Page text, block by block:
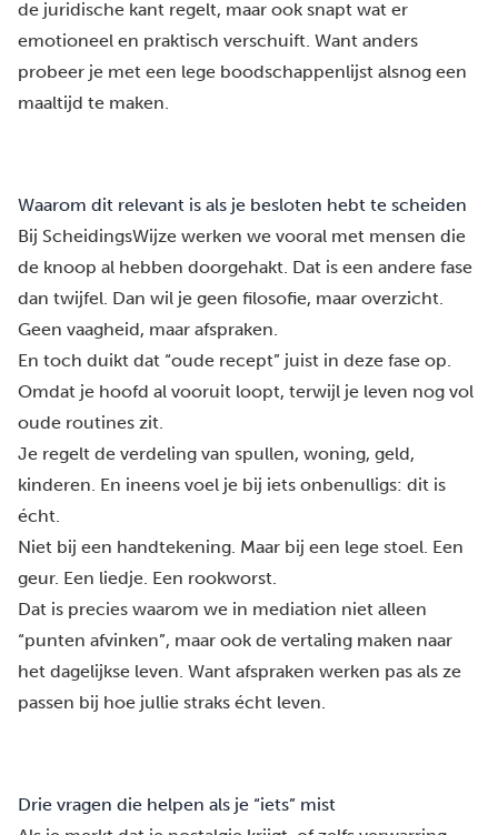
de juridische kant regelt, maar ook snapt wat er
emotioneel en praktisch verschuift. Want anders
probeer je met een lege boodschappenlijst alsnog een
maaltijd te maken.
Waarom dit relevant is als je besloten hebt te scheiden
Bij ScheidingsWijze werken we vooral met mensen die
de knoop al hebben doorgehakt. Dat is een andere fase
dan twijfel. Dan wil je geen filosofie, maar overzicht.
Geen vaagheid, maar afspraken.
En toch duikt dat “oude recept” juist in deze fase op.
Omdat je hoofd al vooruit loopt, terwijl je leven nog vol
oude routines zit.
Je regelt de verdeling van spullen, woning, geld,
kinderen. En ineens voel je bij iets onbenulligs: dit is
écht.
Niet bij een handtekening. Maar bij een lege stoel. Een
geur. Een liedje. Een rookworst.
Dat is precies waarom we in mediation niet alleen
“punten afvinken”, maar ook de vertaling maken naar
het dagelijkse leven. Want afspraken werken pas als ze
passen bij hoe jullie straks écht leven.
Drie vragen die helpen als je “iets” mist